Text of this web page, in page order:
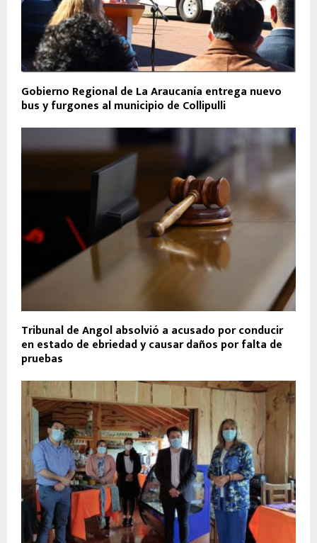
Gobierno Regional de La Araucanía entrega nuevo
bus y furgones al municipio de Collipulli
Tribunal de Angol absolvió a acusado por conducir
en estado de ebriedad y causar daños por falta de
pruebas